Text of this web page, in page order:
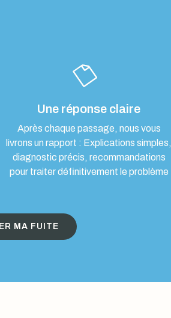
Une réponse claire
Après chaque passage, nous vous
livrons un rapport : Explications simples,
diagnostic précis, recommandations
pour traiter définitivement le problème
MA FUITE